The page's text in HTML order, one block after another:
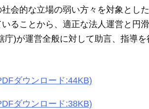
会的な立場の弱い方々を対象とし
ることから、適正な法人運営と円
)が運営全般に対して助言、指導を
ダウンロード:44KB)
ダウンロード:38KB)